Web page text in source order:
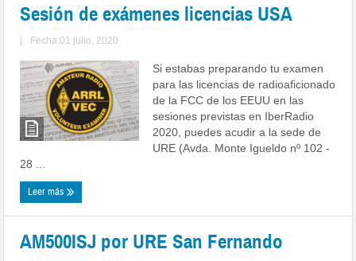
Sesión de exámenes licencias USA
| Fecha:01 julio, 2020
Si estabas preparando tu examen
para las licencias de radioaficionado
de la FCC de los EEUU en las
sesiones previstas en IberRadio
2020, puedes acudir a la sede de
URE (Avda. Monte Igueldo nº 102 -
28 ...
Leer más
AM500ISJ por URE San Fernando